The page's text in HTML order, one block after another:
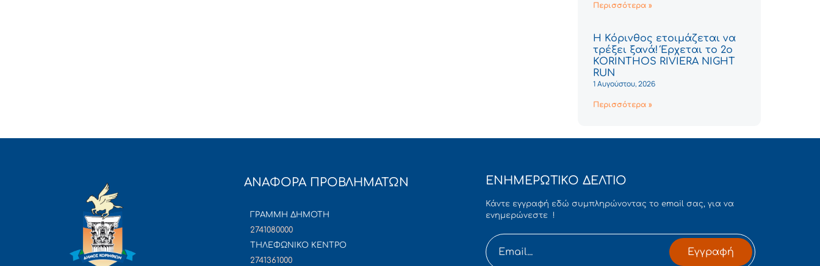
Περισσότερα »
Η Κόρινθος ετοιμάζεται να
τρέξει ξανά! Έρχεται το 2ο
KORINTHOS RIVIERA NIGHT
RUN
1 Αυγούστου, 2026
Περισσότερα »
ΑΝΑΦΟΡΑ ΠΡΟΒΛΗΜΑΤΩΝ
ΓΡΑΜΜΗ ΔΗΜΟΤΗ
2741080000
ΤΗΛΕΦΩΝΙΚΟ ΚΕΝΤΡΟ
2741361000
ΕΝΗΜΕΡΩΤΙΚΟ ΔΕΛΤΙΟ
Κάντε εγγραφή εδώ συμπληρώνοντας το email σας, για να
ενημερώνεστε !
Εγγραφή